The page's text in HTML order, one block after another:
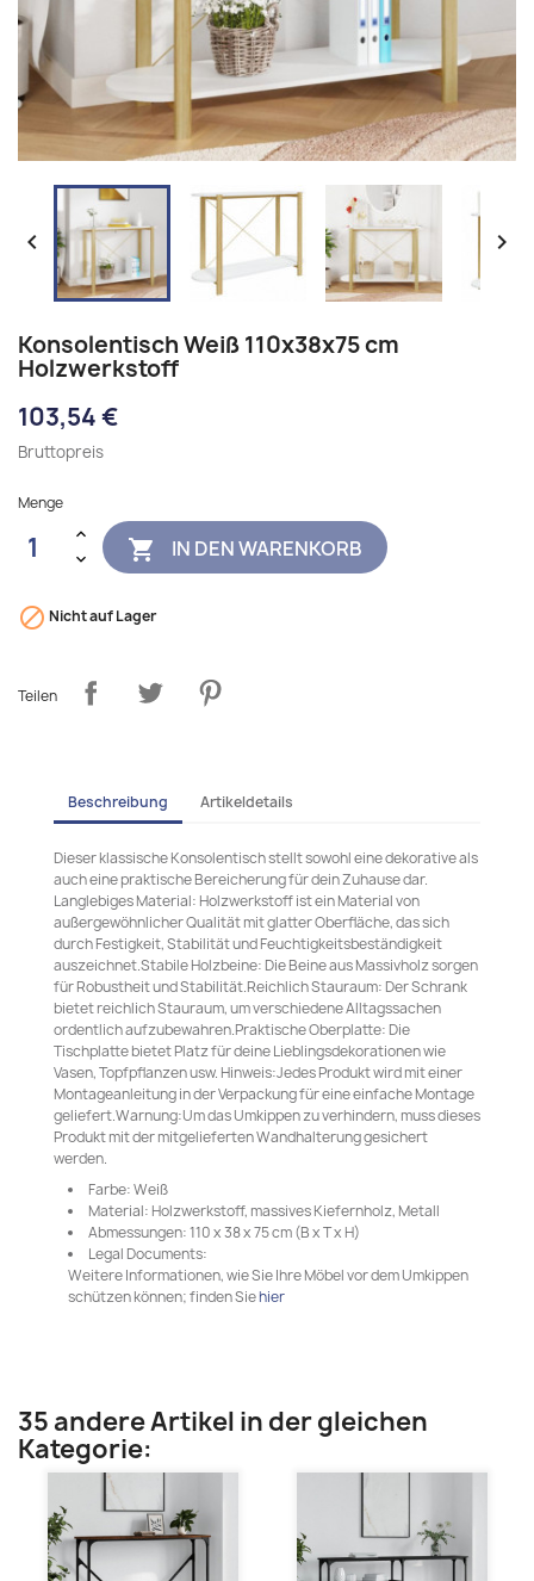
 
Konsolentisch Weiß 110x38x75 cm
Holzwerkstoff
103,54 €
Bruttopreis
Menge
 IN DEN WARENKORB
 Nicht auf Lager
Teilen
Beschreibung Artikeldetails
Dieser klassische Konsolentisch stellt sowohl eine dekorative als
auch eine praktische Bereicherung für dein Zuhause dar.
Langlebiges Material: Holzwerkstoff ist ein Material von
außergewöhnlicher Qualität mit glatter Oberfläche, das sich
durch Festigkeit, Stabilität und Feuchtigkeitsbeständigkeit
auszeichnet.Stabile Holzbeine: Die Beine aus Massivholz sorgen
für Robustheit und Stabilität.Reichlich Stauraum: Der Schrank
bietet reichlich Stauraum, um verschiedene Alltagssachen
ordentlich aufzubewahren.Praktische Oberplatte: Die
Tischplatte bietet Platz für deine Lieblingsdekorationen wie
Vasen, Topfpflanzen usw. Hinweis:Jedes Produkt wird mit einer
Montageanleitung in der Verpackung für eine einfache Montage
geliefert.Warnung:Um das Umkippen zu verhindern, muss dieses
Produkt mit der mitgelieferten Wandhalterung gesichert
werden.
Farbe: Weiß
Material: Holzwerkstoff, massives Kiefernholz, Metall
Abmessungen: 110 x 38 x 75 cm (B x T x H)
Legal Documents:
Weitere Informationen, wie Sie Ihre Möbel vor dem Umkippen
schützen können; finden Siehier
35 andere Artikel in der gleichen
Kategorie: